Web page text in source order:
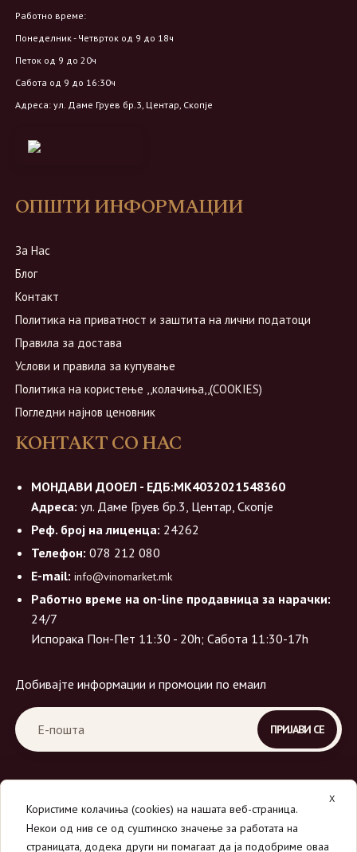
Работно време:
Понеделник - Четврток од 9 до 18ч
Петок од 9 до 20ч
Сабота од 9 до 16:30ч
Адреса: ул. Даме Груев бр.3, Центар, Скопје
ОПШТИ ИНФОРМАЦИИ
За Нас
Блог
Контакт
Политика на приватност и заштита на лични податоци
Правила за достава
Услови и правила за купување
Политика на користење ,,колачиња,,(COOKIES)
Погледни најнов ценовник
КОНТАКТ СО НАС
МОНДАВИ ДООЕЛ - ЕДБ:МК4032021548360
Адреса: ул. Даме Груев бр.3, Центар, Скопје
Реф. број на лиценца: 24262
Телефон: 078 212 080
E-mail: info@vinomarket.mk
Работно време на on-line продавница за нарачки:
24/7
Испорака Пон-Пет 11:30 - 20h; Сабота 11:30-17h
Добивајте информации и промоции по емаил
X
Користиме колачиња (cookies) на нашата веб-страница.
Некои од нив се од суштинско значење за работата на
страницата, додека други ни помагаат да ја подобриме оваа